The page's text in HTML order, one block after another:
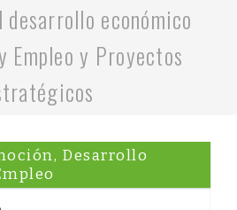
económico
Empleo y Proyectos
Desarrollo